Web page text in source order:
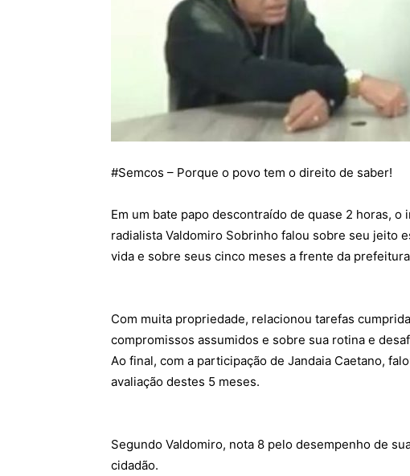
#Semcos – Porque o povo tem o direito de saber!
Em um bate papo descontraído de quase 2 horas,
radialista Valdomiro Sobrinho falou sobre seu jeito
vida e sobre seus cinco meses a frente da
Com muita propriedade, relacionou tarefas
compromissos assumidos e sobre sua rotina e
Ao final, com a participação de Jandaia Caetano,
avaliação destes 5 meses.
Segundo Valdomiro, nota 8 pelo desempenho de
cidadão.